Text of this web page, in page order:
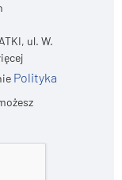
ul. W.
Polityka